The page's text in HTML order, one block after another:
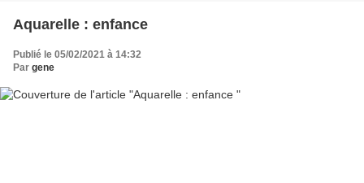
Aquarelle : enfance
Publié le 05/02/2021 à 14:32
Par gene